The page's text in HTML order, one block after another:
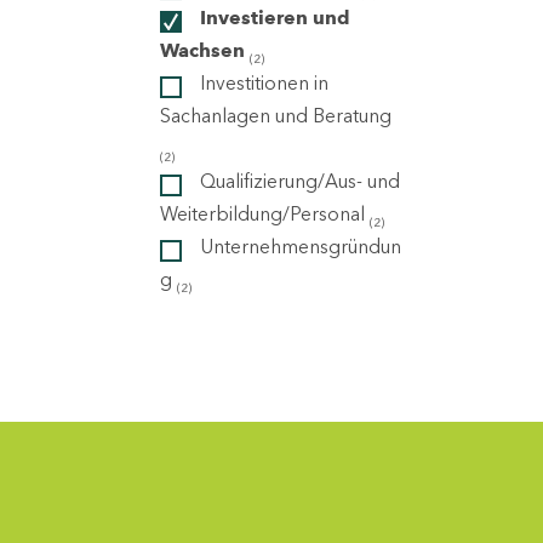
Investieren und
Wachsen (2)
Investitionen in
Sachanlagen und Beratung
(2)
Qualifizierung/Aus- und
Weiterbildung/Personal (2)
Unternehmensgründun
g (2)